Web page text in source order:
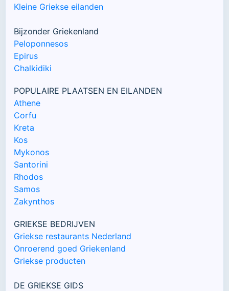
Kleine Griekse eilanden
Bijzonder Griekenland
Peloponnesos
Epirus
Chalkidiki
POPULAIRE PLAATSEN EN EILANDEN
Athene
Corfu
Kreta
Kos
Mykonos
Santorini
Rhodos
Samos
Zakynthos
GRIEKSE BEDRIJVEN
Griekse restaurants Nederland
Onroerend goed Griekenland
Griekse producten
DE GRIEKSE GIDS